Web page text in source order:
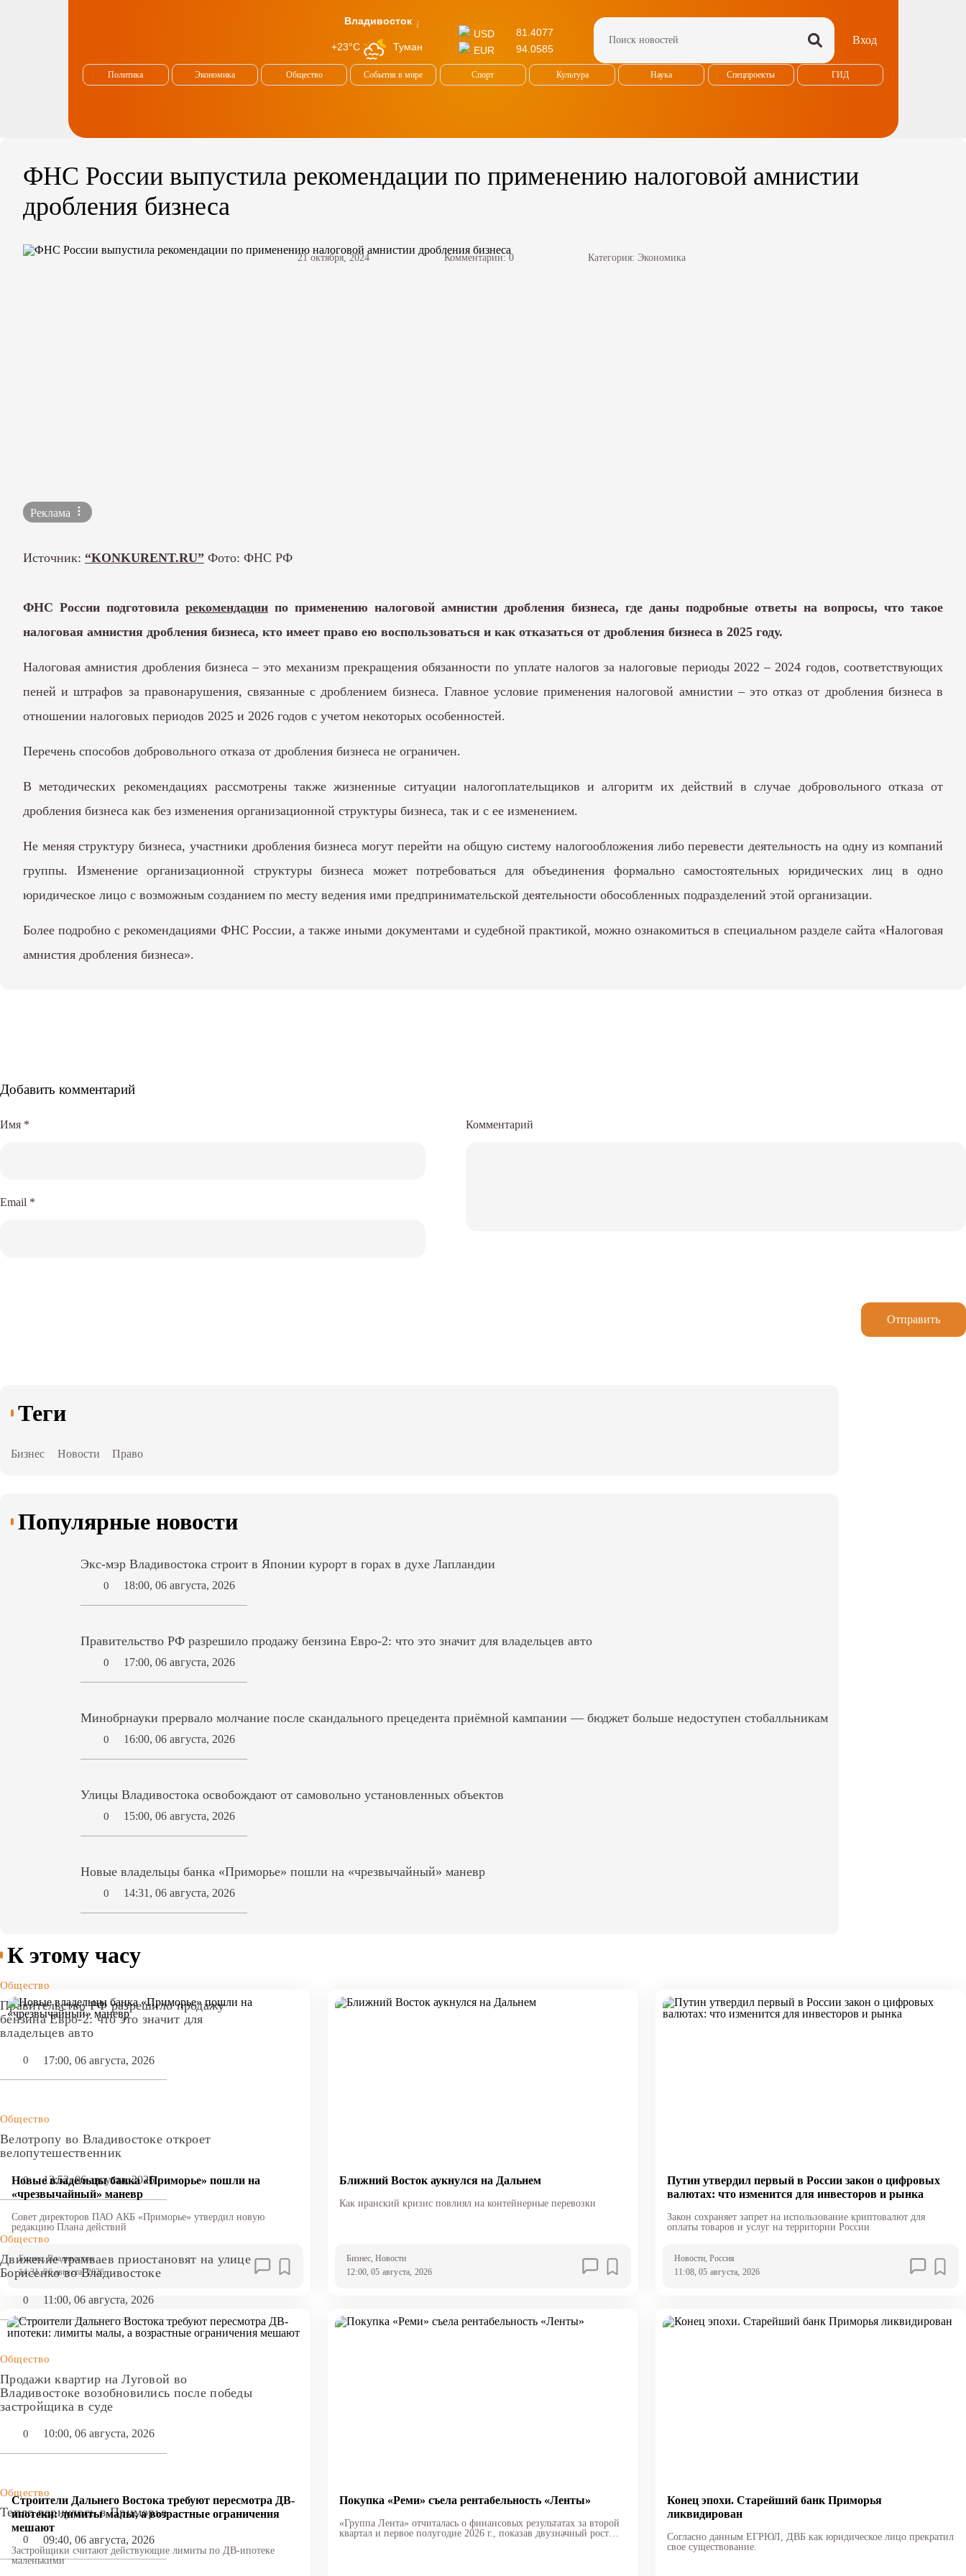
Владивосток
+23°C Туман
USD
81.4077
EUR
94.0585
Вход
Политика Экономика Общество События в мире Спорт Культура Наука Спецпроекты ГИД
ФНС России выпустила рекомендации по применению налоговой амнистии
дробления бизнеса
21 октября, 2024 Комментарии: 0 Категория: Экономика
Реклама
Источник: “KONKURENT.RU” Фото: ФНС РФ
ФНС России подготовила рекомендации по применению налоговой амнистии дробления бизнеса, где даны подробные ответы на вопросы, что такое
налоговая амнистия дробления бизнеса, кто имеет право ею воспользоваться и как отказаться от дробления бизнеса в 2025 году.
Налоговая амнистия дробления бизнеса – это механизм прекращения обязанности по уплате налогов за налоговые периоды 2022 – 2024 годов, соответствующих
пеней и штрафов за правонарушения, связанные с дроблением бизнеса. Главное условие применения налоговой амнистии – это отказ от дробления бизнеса в
отношении налоговых периодов 2025 и 2026 годов с учетом некоторых особенностей.
Перечень способов добровольного отказа от дробления бизнеса не ограничен.
В методических рекомендациях рассмотрены также жизненные ситуации налогоплательщиков и алгоритм их действий в случае добровольного отказа от
дробления бизнеса как без изменения организационной структуры бизнеса, так и с ее изменением.
Не меняя структуру бизнеса, участники дробления бизнеса могут перейти на общую систему налогообложения либо перевести деятельность на одну из компаний
группы. Изменение организационной структуры бизнеса может потребоваться для объединения формально самостоятельных юридических лиц в одно
юридическое лицо с возможным созданием по месту ведения ими предпринимательской деятельности обособленных подразделений этой организации.
Более подробно с рекомендациями ФНС России, а также иными документами и судебной практикой, можно ознакомиться в специальном разделе сайта «Налоговая
амнистия дробления бизнеса».
Добавить комментарий
Комментарий
Имя *
Email *
Отправить
Теги
Бизнес Новости Право
Популярные новости
Экс-мэр Владивостока строит в Японии курорт в горах в духе Лапландии
0 18:00, 06 августа, 2026
Правительство РФ разрешило продажу бензина Евро-2: что это значит для владельцев авто
0 17:00, 06 августа, 2026
Минобрнауки прервало молчание после скандального прецедента приёмной кампании — бюджет больше недоступен стобалльникам
0 16:00, 06 августа, 2026
Улицы Владивостока освобождают от самовольно установленных объектов
0 15:00, 06 августа, 2026
Новые владельцы банка «Приморье» пошли на «чрезвычайный» маневр
0 14:31, 06 августа, 2026
К этому часу
Общество
Правительство РФ разрешило продажу
бензина Евро-2: что это значит для
владельцев авто
0 17:00, 06 августа, 2026
Общество
Велотропу во Владивостоке откроет
велопутешественник
0 13:52, 06 августа, 2026
Общество
Движение трамваев приостановят на улице
Борисенко во Владивостоке
0 11:00, 06 августа, 2026
Общество
Продажи квартир на Луговой во
Владивостоке возобновились после победы
застройщика в суде
0 10:00, 06 августа, 2026
Общество
Тепло вернулось в Приморье
0 09:40, 06 августа, 2026
Новые владельцы банка «Приморье» пошли на
«чрезвычайный» маневр
Совет директоров ПАО АКБ «Приморье» утвердил новую
редакцию Плана действий
Бизнес, Владивосток
14:31, 06 августа, 2026
Ближний Восток аукнулся на Дальнем
Как иранский кризис повлиял на контейнерные перевозки
Бизнес, Новости
12:00, 05 августа, 2026
Путин утвердил первый в России закон о цифровых
валютах: что изменится для инвесторов и рынка
Закон сохраняет запрет на использование криптовалют для
оплаты товаров и услуг на территории России
Новости, Россия
11:08, 05 августа, 2026
Строители Дальнего Востока требуют пересмотра ДВ-
ипотеки: лимиты малы, а возрастные ограничения
мешают
Застройщики считают действующие лимиты по ДВ-ипотеке
маленькими
Покупка «Реми» съела рентабельность «Ленты»
«Группа Лента» отчиталась о финансовых результатах за второй
квартал и первое полугодие 2026 г., показав двузначный рост
Конец эпохи. Старейший банк Приморья
ликвидирован
Согласно данным ЕГРЮЛ, ДВБ как юридическое лицо прекратил
свое существование.